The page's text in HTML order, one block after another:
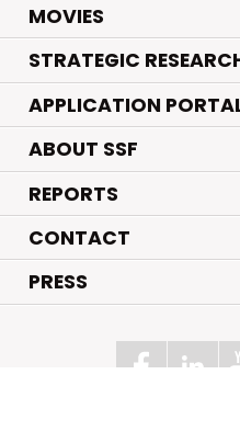
MOVIES.
STRATEGIC
APPLICATION
ABOUT SSF
REPORTS
CONTACT
PRESS